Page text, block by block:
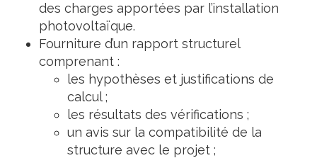
des charges apportées par l’installation
photovoltaïque.
Fourniture d’un rapport structurel
comprenant :
les hypothèses et justifications de
calcul ;
les résultats des vérifications ;
un avis sur la compatibilité de la
structure avec le projet ;